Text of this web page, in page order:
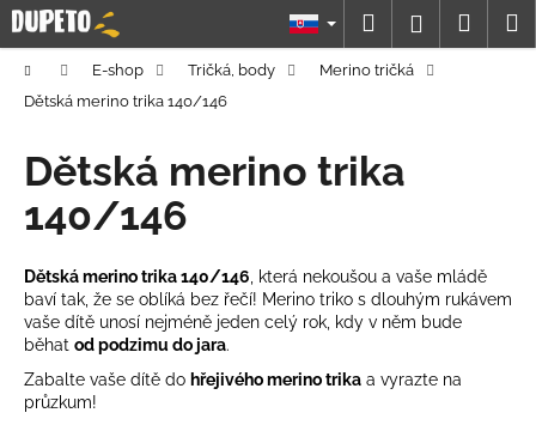
Prejsť
na
obsah
Hľadať
DomovE-shop Tričká, body
Merino tričká
Dětská merino trika 140/146
Dětská merino trika
140/146
Dětská merino trika 140/146 , která nekoušou a vaše mládě
baví tak, že se oblíká bez řečí! Merino triko s dlouhým rukávem
vaše dítě unosí nejméně jeden celý rok, kdy v něm bude
běhat od podzimu do jara.
Zabalte vaše dítě do hřejivého merino trika a vyrazte na
průzkum!
K
o
o
p
o
r
e
b
u
j